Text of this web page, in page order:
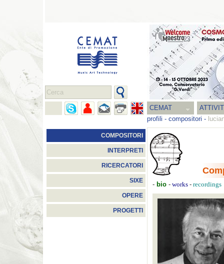
CEMAT
profili - compositori -
COMPOSITORI
INTERPRETI
RICERCATORI
SIXE
OPERE
PROGETTI
- bio - works - recordings